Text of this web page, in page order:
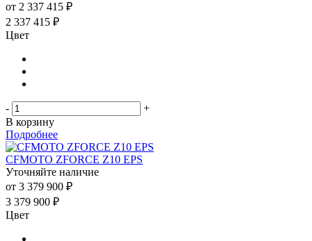
от 2 337 415 ₽
2 337 415 ₽
Цвет
-
+
В корзину
Подробнее
CFMOTO ZFORCE Z10 EPS
Уточняйте наличие
от 3 379 900 ₽
3 379 900 ₽
Цвет